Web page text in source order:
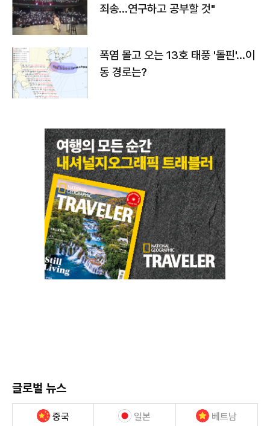
죄송…연구하고 공부할 것"
폭염 몰고 오는 13호 태풍 '돌핀'…이
동 경로는?
글로벌 뉴스
중국 일본 베트남